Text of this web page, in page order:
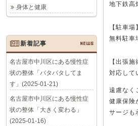
地下鉄高
【駐車場】
無料駐車
【出張施
対応して
遠慮なく
健康保険
サージも
身体と健康
新着記事 NEWS
名古屋市中川区にある慢性症
状の整体「バタバタしてま
す」(2025-01-21)
名古屋市中川区にある慢性症
状の整体「大きく変わる」
(2025-01-16)